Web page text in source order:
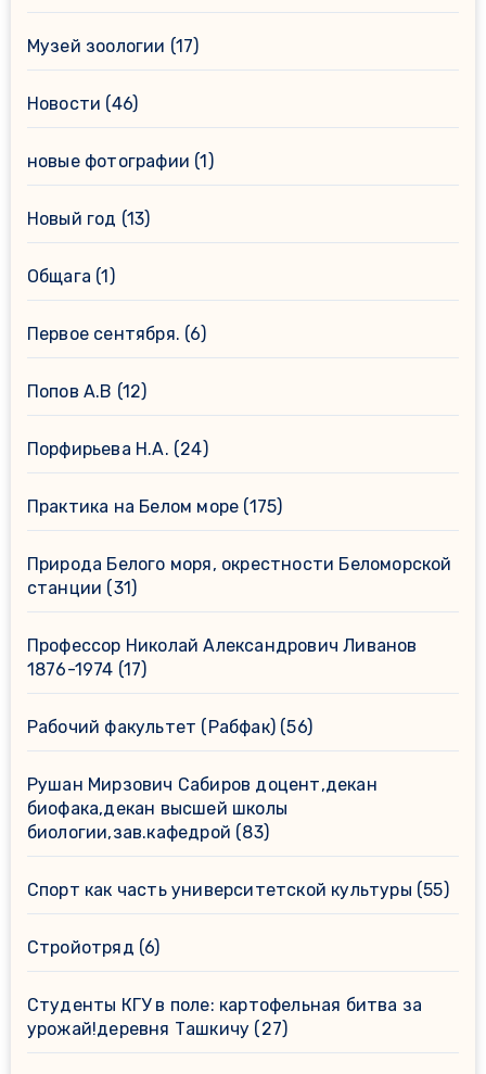
Музей зоологии (17)
Новости (46)
новые фотографии (1)
Новый год (13)
Общага (1)
Первое сентября. (6)
Попов А.В (12)
Порфирьева Н.А. (24)
Практика на Белом море (175)
Природа Белого моря, окрестности Беломорской
станции (31)
Профессор Николай Александрович Ливанов
1876-1974 (17)
Рабочий факультет (Рабфак)(56)
Рушан Мирзович Сабиров доцент,декан
биофака,декан высшей школы
биологии,зав.кафедрой (83)
Спорт как часть университетской культуры (55)
Стройотряд (6)
Студенты КГУ в поле: картофельная битва за
урожай!деревня Ташкичу (27)